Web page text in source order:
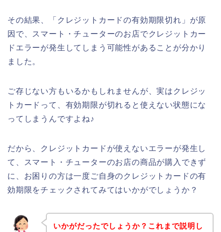
その結果、「クレジットカードの有効期限切れ」が原
因で、スマート・チューターのお店でクレジットカー
ドエラーが発生してしまう可能性があることが分かり
ました。
ご存じない方もいるかもしれませんが、実はクレジッ
トカードって、有効期限が切れると使えない状態にな
ってしまうんですよね♪
だから、クレジットカードが使えないエラーが発生し
て、スマート・チューターのお店の商品が購入できず
に、お困りの方は一度ご自身のクレジットカードの有
効期限をチェックされてみてはいかがでしょうか？
いかがだったでしょうか？これまで説明し